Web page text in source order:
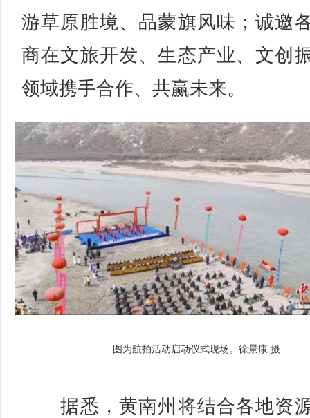
游草原胜境、品蒙旗风味；诚邀
商在文旅开发、生态产业、文创
领域携手合作、共赢未来。
图为航拍活动启动仪式现场。徐景康 摄
据悉，黄南州将结合各地资